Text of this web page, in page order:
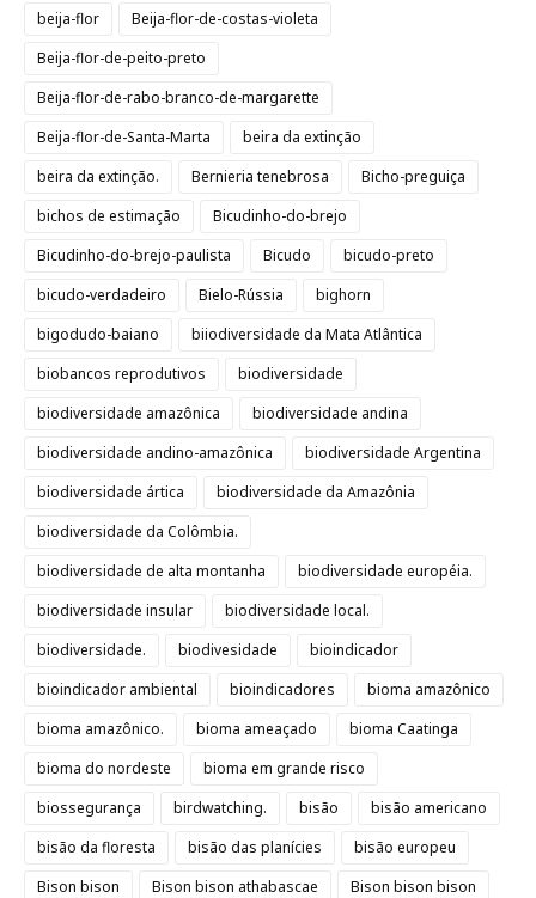
beija-flor
Beija-flor-de-costas-violeta
Beija-flor-de-peito-preto
Beija-flor-de-rabo-branco-de-margarette
Beija-flor-de-Santa-Marta
beira da extinção
beira da extinção.
Bernieria tenebrosa
Bicho-preguiça
bichos de estimação
Bicudinho-do-brejo
Bicudinho-do-brejo-paulista
Bicudo
bicudo-preto
bicudo-verdadeiro
Bielo-Rússia
bighorn
bigodudo-baiano
biiodiversidade da Mata Atlântica
biobancos reprodutivos
biodiversidade
biodiversidade amazônica
biodiversidade andina
biodiversidade andino-amazônica
biodiversidade Argentina
biodiversidade ártica
biodiversidade da Amazônia
biodiversidade da Colômbia.
biodiversidade de alta montanha
biodiversidade européia.
biodiversidade insular
biodiversidade local.
biodiversidade.
biodivesidade
bioindicador
bioindicador ambiental
bioindicadores
bioma amazônico
bioma amazônico.
bioma ameaçado
bioma Caatinga
bioma do nordeste
bioma em grande risco
biossegurança
birdwatching. bisão
bisão americano
bisão da floresta
bisão das planícies
bisão europeu
Bison bison
Bison bison athabascae
Bison bison bison